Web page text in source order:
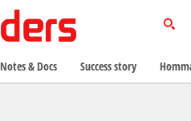
Notes & Docs Success story